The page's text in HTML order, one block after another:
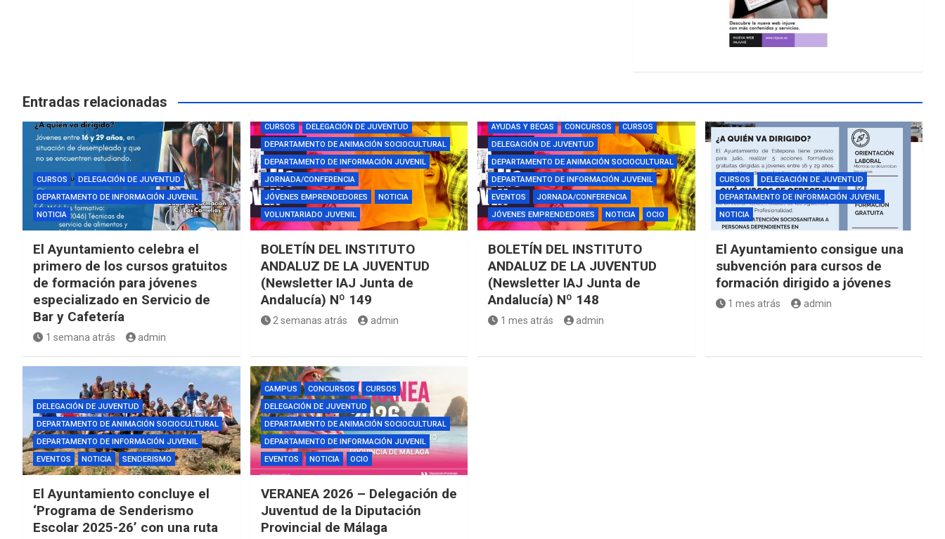
Entradas relacionadas
CURSOS
DELEGACIÓN DE JUVENTUD
DEPARTAMENTO DE INFORMACIÓN JUVENIL
NOTICIA
El Ayuntamiento celebra el
primero de los cursos gratuitos
de formación para jóvenes
especializado en Servicio de
Bar y Cafetería
1 semana atrás admin
CURSOS
DELEGACIÓN DE JUVENTUD
DEPARTAMENTO DE ANIMACIÓN SOCIOCULTURAL
DEPARTAMENTO DE INFORMACIÓN JUVENIL
JORNADA/CONFERENCIA
JÓVENES EMPRENDEDORES
NOTICIA
VOLUNTARIADO JUVENIL
BOLETÍN DEL INSTITUTO
ANDALUZ DE LA JUVENTUD
(Newsletter IAJ Junta de
Andalucía) Nº 149
2 semanas atrás admin
AYUDAS Y BECAS CONCURSOS
CURSOS
DELEGACIÓN DE JUVENTUD
DEPARTAMENTO DE ANIMACIÓN SOCIOCULTURAL
DEPARTAMENTO DE INFORMACIÓN JUVENIL
EVENTOS
JORNADA/CONFERENCIA
JÓVENES EMPRENDEDORES
NOTICIA OCIO
BOLETÍN DEL INSTITUTO
ANDALUZ DE LA JUVENTUD
(Newsletter IAJ Junta de
Andalucía) Nº 148
1 mes atrás admin
CURSOS
DELEGACIÓN DE JUVENTUD
DEPARTAMENTO DE INFORMACIÓN JUVENIL
NOTICIA
El Ayuntamiento consigue una
subvención para cursos de
formación dirigido a jóvenes
1 mes atrás admin
DELEGACIÓN DE JUVENTUD
DEPARTAMENTO DE ANIMACIÓN SOCIOCULTURAL
DEPARTAMENTO DE INFORMACIÓN JUVENIL
EVENTOS
NOTICIA SENDERISMO
El Ayuntamiento concluye el
‘Programa de Senderismo
Escolar 2025-26’ con una ruta
CAMPUS CONCURSOS
CURSOS
DELEGACIÓN DE JUVENTUD
DEPARTAMENTO DE ANIMACIÓN SOCIOCULTURAL
DEPARTAMENTO DE INFORMACIÓN JUVENIL
EVENTOS
NOTICIA OCIO
VERANEA 2026 – Delegación de
Juventud de la Diputación
Provincial de Málaga